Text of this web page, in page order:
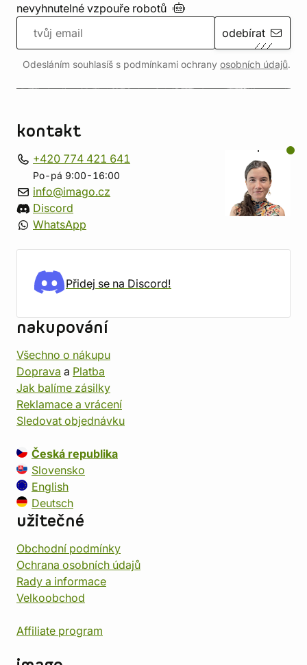
nevyhnutelné vzpouře robotů
odebírat
Odesláním souhlasíš s podmínkami ochrany osobních údajů.
kontakt
+420 774 421 641
Po-pá 9:00-16:00
info@imago.cz
Discord
WhatsApp
Přidej se na Discord!
nakupování
Všechno o nákupu
Doprava a Platba
Jak balíme zásilky
Reklamace a vrácení
Sledovat objednávku
Česká republika
Slovensko
English
Deutsch
užitečné
Obchodní podmínky
Ochrana osobních údajů
Rady a informace
Velkoobchod
Affiliate program